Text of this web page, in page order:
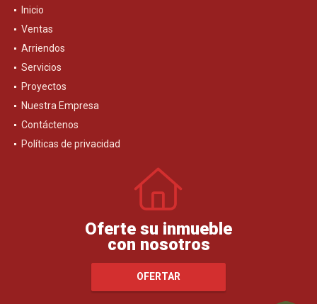
Inicio
Ventas
Arriendos
Servicios
Proyectos
Nuestra Empresa
Contáctenos
Políticas de privacidad
Oferte su inmueble
con nosotros
OFERTAR